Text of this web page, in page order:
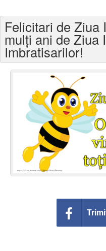
Felicitari varsta
Felicitari zilele anului
Felicitari zile saptamana
Felicitari muzicale
Felicitari muzicale
Felicitari animate
Invitatii personalizate
Felicitari de Ziua
mulți ani de Ziua
Imbratisarilor!